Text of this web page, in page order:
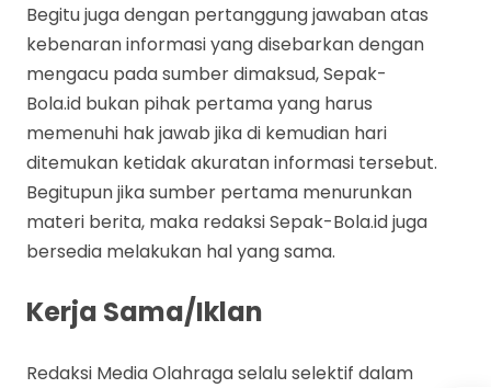
Begitu juga dengan pertanggung jawaban atas
kebenaran informasi yang disebarkan dengan
mengacu pada sumber dimaksud, Sepak-
Bola.id bukan pihak pertama yang harus
memenuhi hak jawab jika di kemudian hari
ditemukan ketidak akuratan informasi tersebut.
Begitupun jika sumber pertama menurunkan
materi berita, maka redaksi Sepak-Bola.id juga
bersedia melakukan hal yang sama.
Kerja Sama/Iklan
Redaksi Media Olahraga selalu selektif dalam